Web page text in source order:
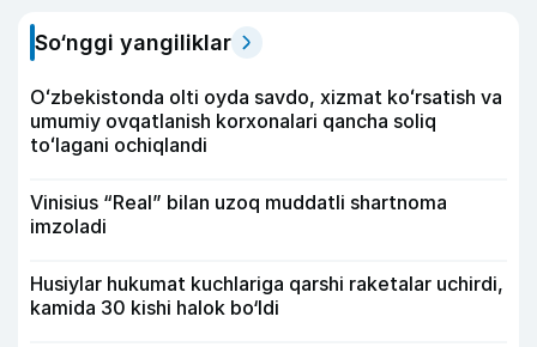
So‘nggi yangiliklar
Oʻzbekistonda olti oyda savdo, xizmat koʻrsatish va
umumiy ovqatlanish korxonalari qancha soliq
toʻlagani ochiqlandi
Vinisius “Real” bilan uzoq muddatli shartnoma
imzoladi
Husiylar hukumat kuchlariga qarshi raketalar uchirdi,
kamida 30 kishi halok bo‘ldi